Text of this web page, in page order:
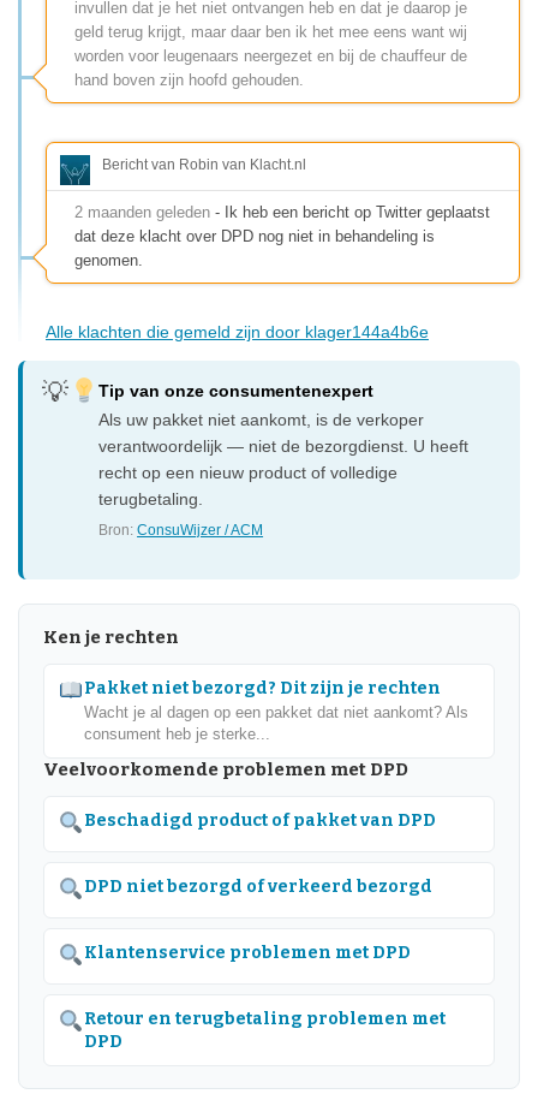
invullen dat je het niet ontvangen heb en dat je daarop je
geld terug krijgt, maar daar ben ik het mee eens want wij
worden voor leugenaars neergezet en bij de chauffeur de
hand boven zijn hoofd gehouden.
Bericht van Robin van Klacht.nl
2 maanden geleden - Ik heb een bericht op Twitter geplaatst
dat deze klacht over DPD nog niet in behandeling is
genomen.
Alle klachten die gemeld zijn door klager144a4b6e
Tip van onze consumentenexpert
Als uw pakket niet aankomt, is de verkoper
verantwoordelijk — niet de bezorgdienst. U heeft
recht op een nieuw product of volledige
terugbetaling.
Bron:ConsuWijzer / ACM
Ken je rechten
Pakket niet bezorgd? Dit zijn je rechten
Wacht je al dagen op een pakket dat niet aankomt? Als
consument heb je sterke...
Veelvoorkomende problemen met DPD
Beschadigd product of pakket van DPD
DPD niet bezorgd of verkeerd bezorgd
Klantenservice problemen met DPD
Retour en terugbetaling problemen met
DPD